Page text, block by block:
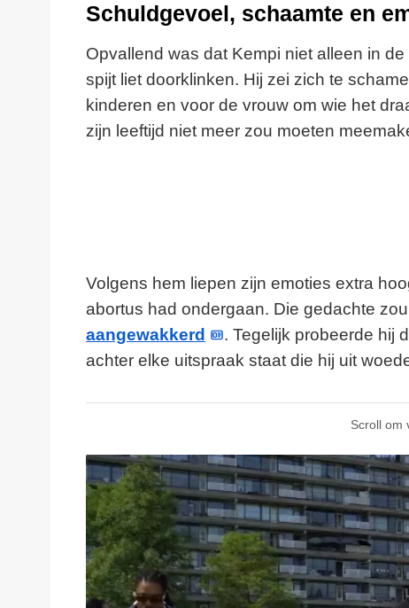
Schuldgevoel, schaamte en
Opvallend was dat Kempi niet alleen in
spijt liet doorklinken. Hij zei zich te
kinderen en voor de vrouw om wie het
zijn leeftijd niet meer zou moeten
Volgens hem liepen zijn emoties extra
abortus had ondergaan. Die gedachte
aangewakkerd
. Tegelijk probeerde hij
achter elke uitspraak staat die hij uit
Scroll om